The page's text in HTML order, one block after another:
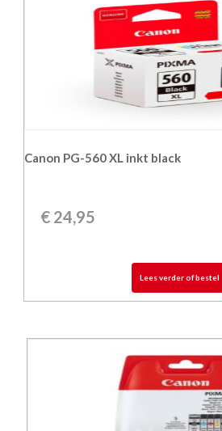
Canon PG-560 XL inkt black
€ 24,95
Lees verder of bestel